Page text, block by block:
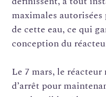
maximales
de cette eau, ce qui
conception du
Le 7 mars, le réacteur
d’arrêt pour